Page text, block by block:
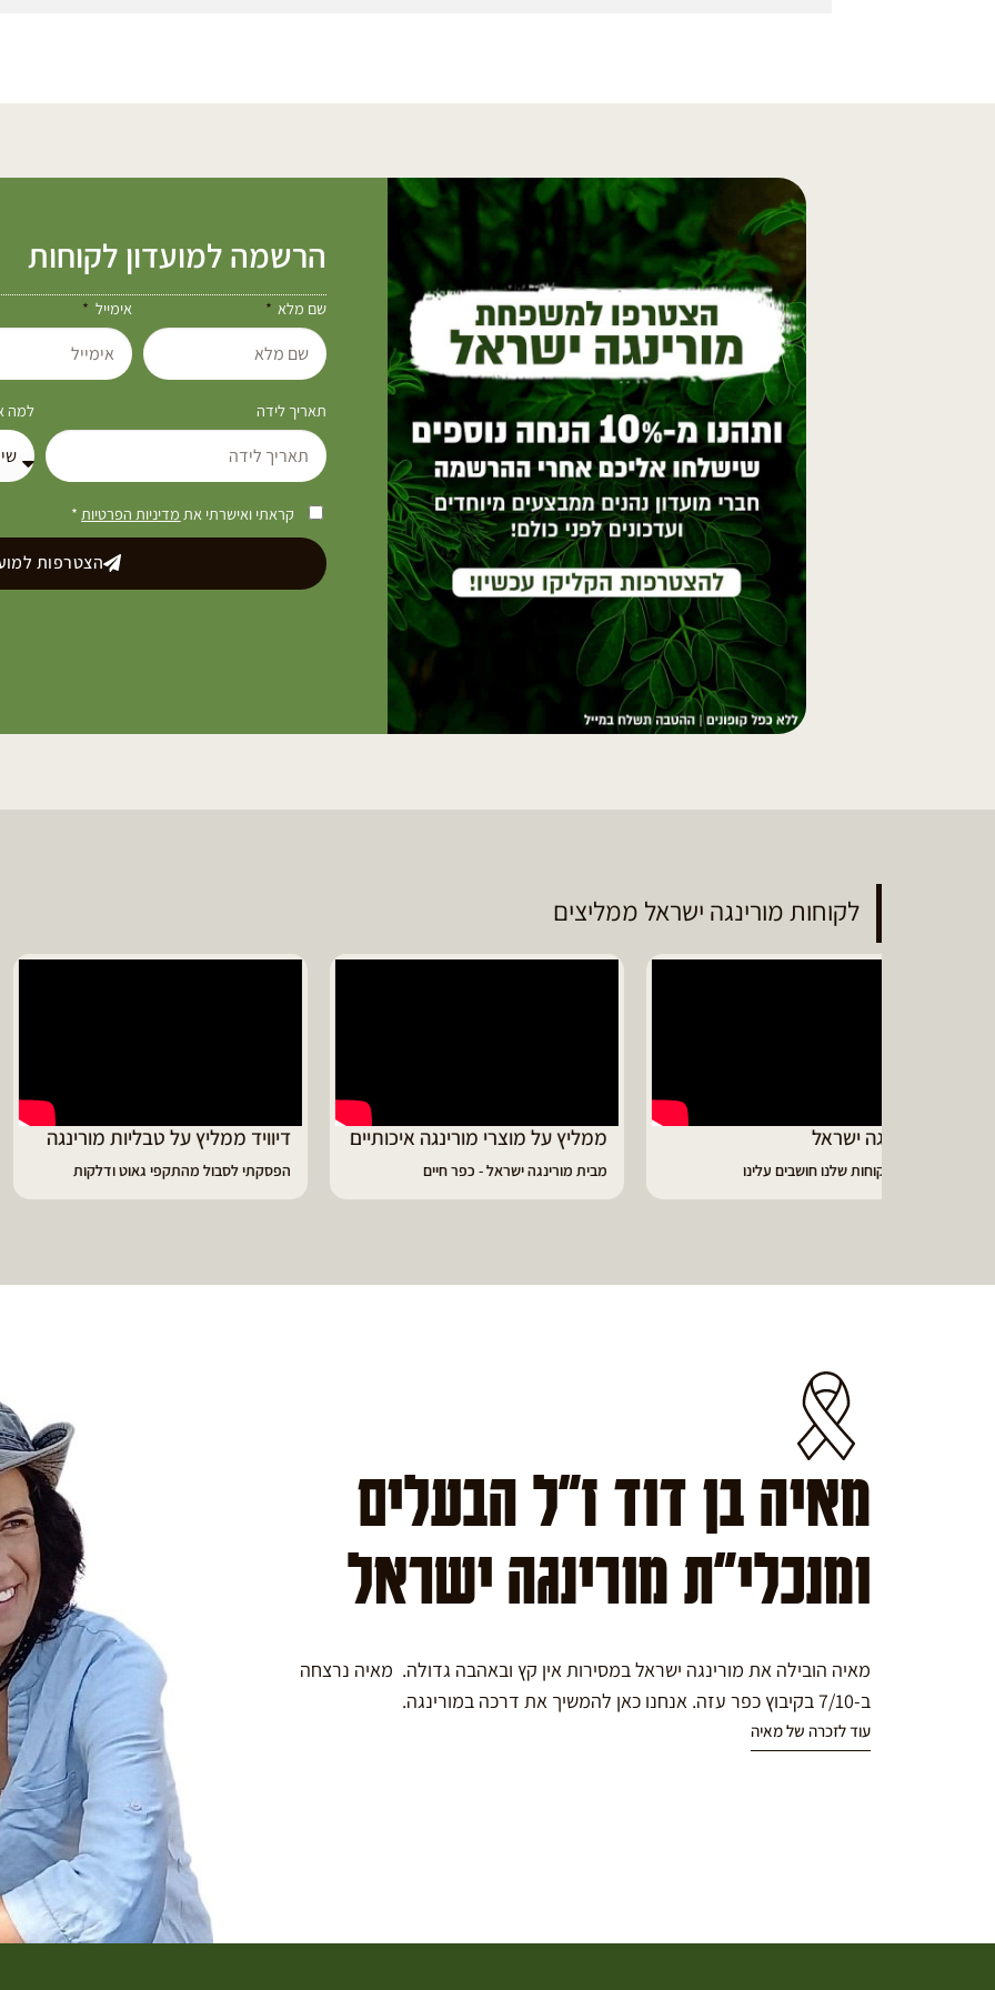
הרשמה למועדון לקוחות
שם מלא אימייל
תאריך לידה למה
קראתי ואישרתי את מדיניות הפרטיות*
הצטרפות
לקוחות מורינגה ישראל ממליצים
ממליץ על מוצרי מורינגה איכותיים
מבית מורינגה ישראל - כפר חיים
דיוויד ממליץ על טבליות מורינגה
הפסקתי לסבול מהתקפי גאוט ודלקות
מוריה ממליצה
פיתרון מעולה לאמהות ולחיזוק הגוף
מאיה בן דוד ז"ל הבעלים
ומנכלי"ת מורינגה ישראל
מאיה הובילה את מורינגה ישראל במסירות אין קץ ובאהבה גדולה. מאיה נרצחה
ב-7/10 בקיבוץ כפר עזה. אנחנו כאן להמשיך את דרכה במורינגה.
עוד לזכרה של מאיה